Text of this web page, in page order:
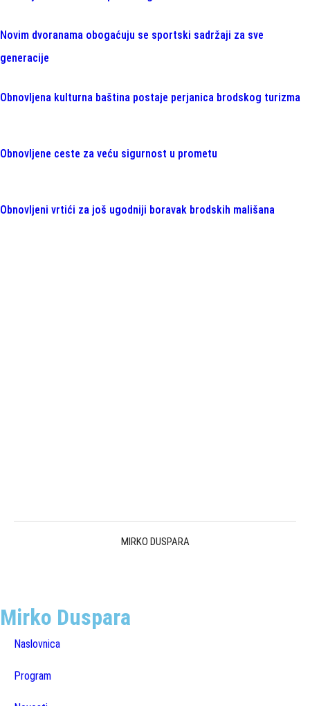
Novim dvoranama obogaćuju se sportski sadržaji za sve
generacije
Obnovljena kulturna baština postaje perjanica brodskog turizma
Obnovljene ceste za veću sigurnost u prometu
Obnovljeni vrtići za još ugodniji boravak brodskih mališana
MIRKO DUSPARA
Mirko Duspara
Naslovnica
Program